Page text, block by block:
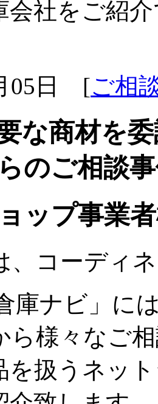
会社をご紹
05日 [ご相
な商材を
のご相談
ップ事業
、コーディ
庫ナビ」に
ら様々なご
を扱うネッ